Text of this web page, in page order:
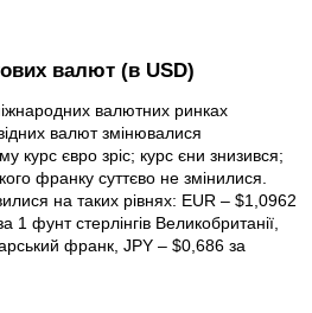
валют (в USD)
валютних ринках
валют змінювалися
курс євро зріс; курс єни знизився;
франку суттєво не змінилися.
на таких рівнях: EUR – $1,0962
фунт стерлінгів Велико­британії,
франк, JPY – $0,686 за